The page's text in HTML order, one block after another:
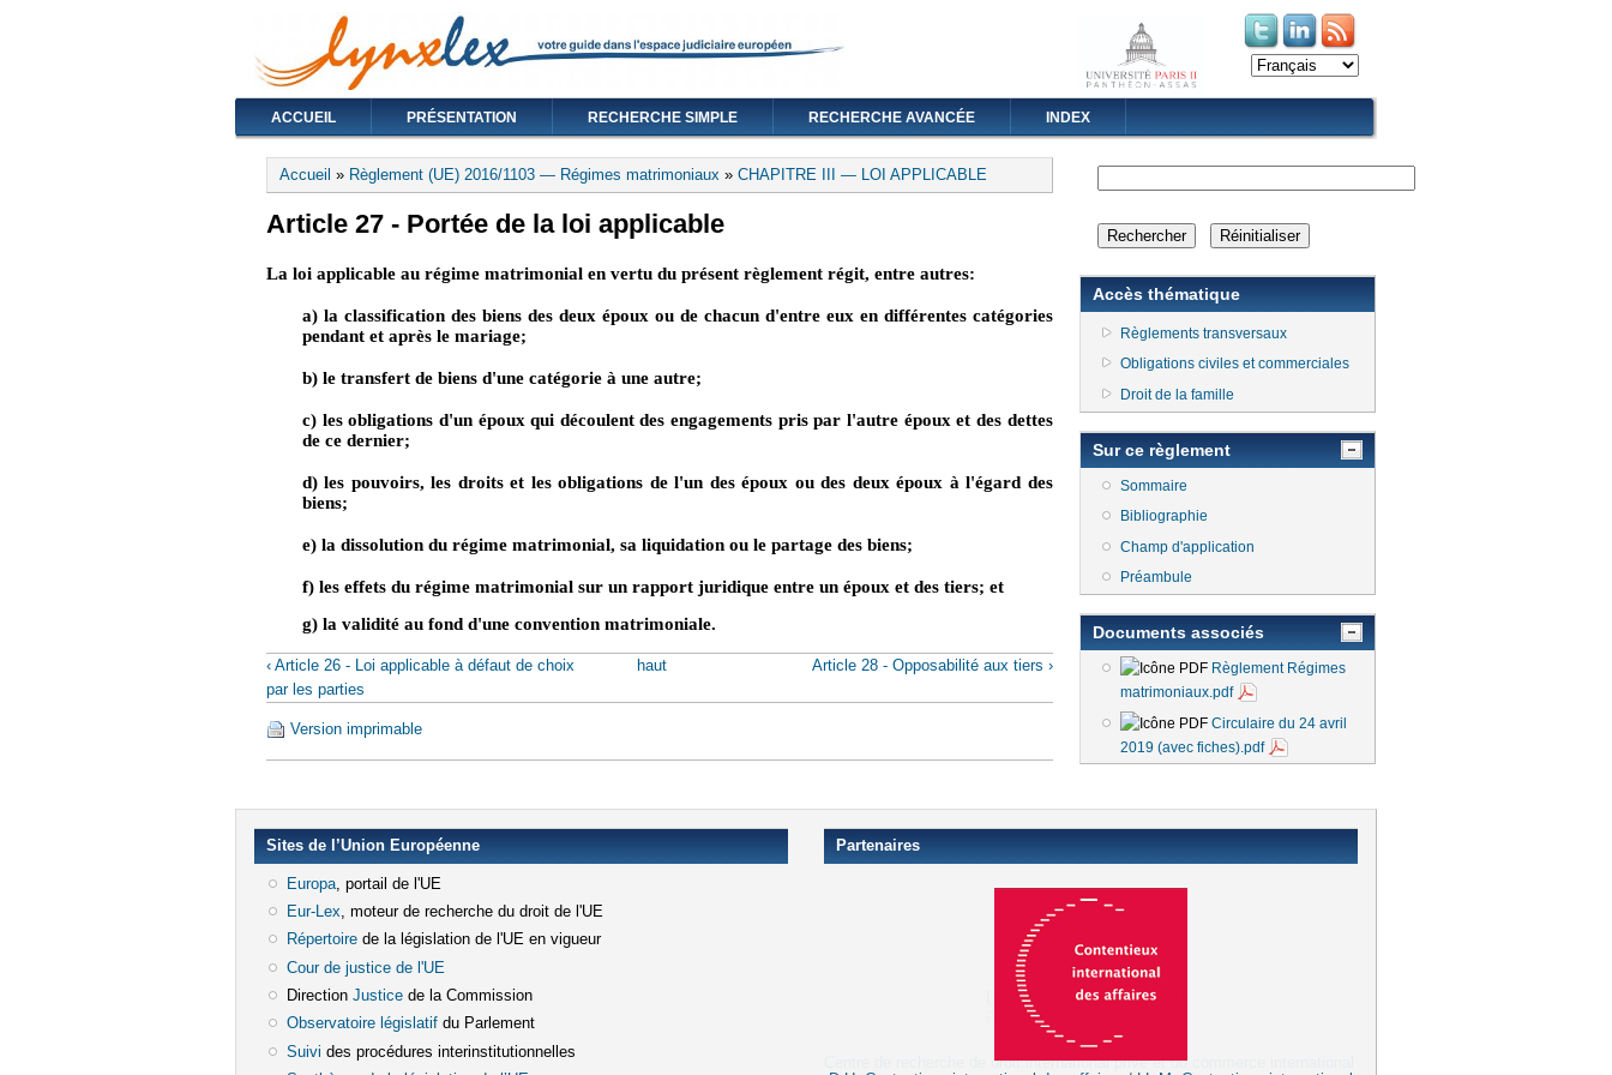
(le lien est externe)
(le lien est externe)
ACCUEIL PRÉSENTATION RECHERCHE SIMPLE RECHERCHE AVANCÉE INDEX
Vous êtes ici
Accueil » Règlement (UE) 2016/1103 — Régimes matrimoniaux » CHAPITRE III — LOI APPLICABLE
Article 27 - Portée de la loi applicable
La loi applicable au régime matrimonial en vertu du présent règlement régit, entre autres:
a) la classification des biens des deux époux ou de chacun d'entre eux en différentes catégories
pendant et après le mariage;
b) le transfert de biens d'une catégorie à une autre;
c) les obligations d'un époux qui découlent des engagements pris par l'autre époux et des dettes
de ce dernier;
d) les pouvoirs, les droits et les obligations de l'un des époux ou des deux époux à l'égard des
biens;
e) la dissolution du régime matrimonial, sa liquidation ou le partage des biens;
f) les effets du régime matrimonial sur un rapport juridique entre un époux et des tiers; et
g) la validité au fond d'une convention matrimoniale.
‹ Article 26 - Loi applicable à défaut de choix
par les parties
haut Article 28 - Opposabilité aux tiers ›
Version imprimable
Accès thématique
Règlements transversaux
Obligations civiles et commerciales
Droit de la famille
Sur ce règlement
Sommaire
Bibliographie
Champ d'application
Préambule
Documents associés
Règlement Régimes
matrimoniaux.pdf
Circulaire du 24 avril
2019 (avec fiches).pdf
Sites de l’Union Européenne
Europa(le lien est externe)
, portail de l'UE
Eur-Lex (le lien est externe)
, moteur de recherche du droit de l'UE
Répertoire(le lien est externe)
de la législation de l'UE en vigueur
Cour de justice de l'UE
Direction Justice(le lien est externe)
de la Commission
Observatoire législatif(le lien est externe)
du Parlement
Suivi (le lien est externe)
des procédures interinstitutionnelles
Partenaires